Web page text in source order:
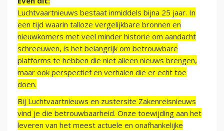
Luchtvaartnieuws bestaat inmiddels bijna 25 jaar. In
een tijd waarin talloze vergelijkbare bronnen en
nieuwkomers met veel minder historie om aandacht
schreeuwen, is het belangrijk om betrouwbare
platforms te hebben die niet alleen nieuws brengen,
maar ook perspectief en verhalen die er echt toe
doen.
Bij Luchtvaartnieuws en zustersite Zakenreisnieuws
vind je die betrouwbaarheid. Onze toewijding aan het
leveren van het meest actuele en onafhankelijke